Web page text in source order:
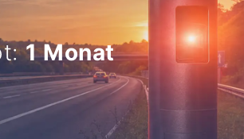
1 Monat